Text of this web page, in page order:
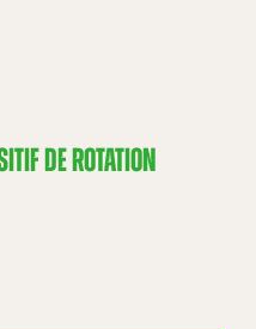
DE ROTATION